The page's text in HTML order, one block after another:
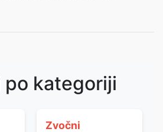
po kategoriji
Zvočni